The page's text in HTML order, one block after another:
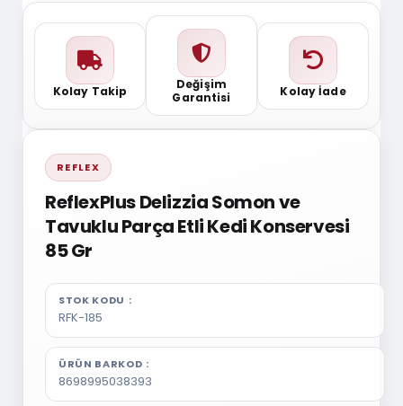
Kolay Takip
Değişim
Garantisi
Kolay İade
REFLEX
ReflexPlus Delizzia Somon ve
Tavuklu Parça Etli Kedi Konservesi
85 Gr
STOK KODU
RFK-185
ÜRÜN BARKOD
8698995038393